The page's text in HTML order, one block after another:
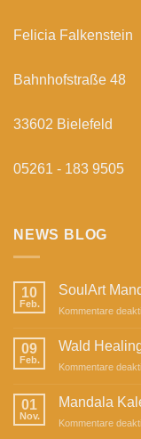
Felicia Falkenstein
Bahnhofstraße 48
33602 Bielefeld
05261 - 183 9505
NEWS BLOG
10
Feb.
SoulArt
Kommentare
09
Feb.
Wald
Kommentare
01
Nov.
Mandala
Kommentare